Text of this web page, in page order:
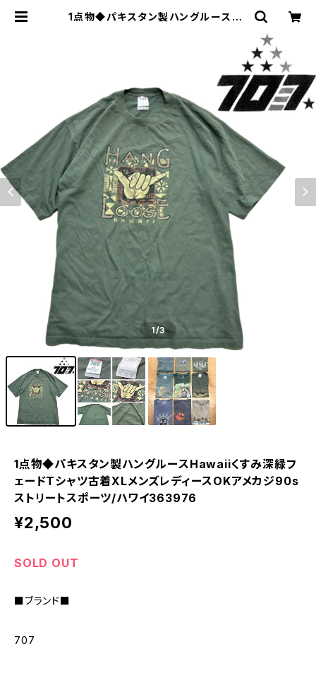
1点物◆パキスタン製ハングルースHa
| 古着屋カチカチ 東京都北区 JR王子
駅前で実店舗展開中 通販もOK Tok
yo Japan
1/3
1点物◆パキスタン製ハングルースHawaiiくすみ深緑フ
ェードTシャツ古着XLメンズレディースOKアメカジ90s
ストリートスポーツ/ハワイ363976
¥2,500
SOLD OUT
■ブランド■
707